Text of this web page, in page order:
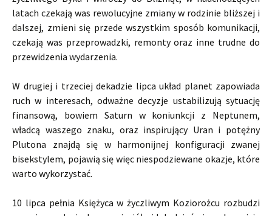
latach czekają was rewolucyjne zmiany w rodzinie bliższej i
dalszej, zmieni się przede wszystkim sposób komunikacji,
czekają was przeprowadzki, remonty oraz inne trudne do
przewidzenia wydarzenia.
W drugiej i trzeciej dekadzie lipca układ planet zapowiada
ruch w interesach, odważne decyzje ustabilizują sytuację
finansową, bowiem Saturn w koniunkcji z Neptunem,
władcą waszego znaku, oraz inspirujący Uran i potężny
Plutona znajdą się w harmonijnej konfiguracji zwanej
bisekstylem, pojawią się więc niespodziewane okazje, które
warto wykorzystać.
10 lipca pełnia Księżyca w życzliwym Koziorożcu rozbudzi